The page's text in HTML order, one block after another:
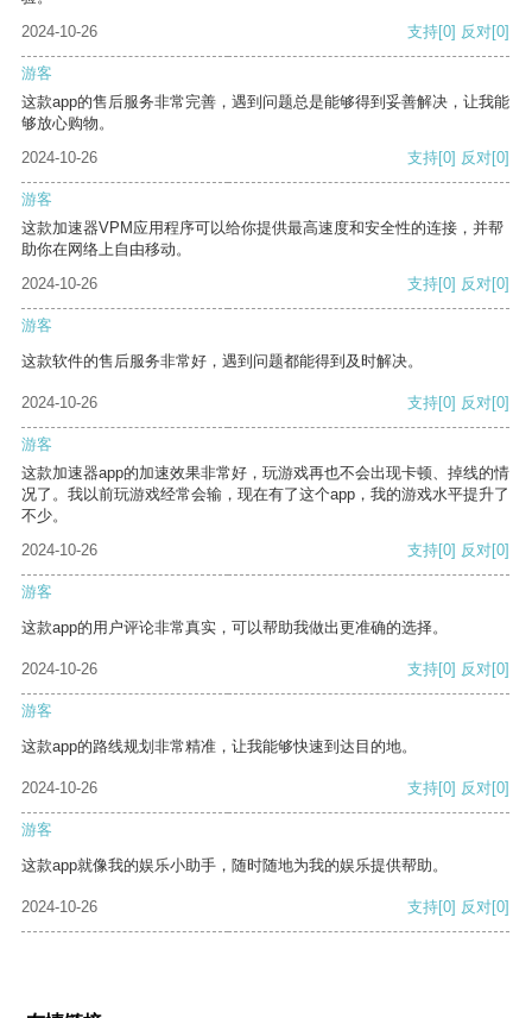
2024-10-26
支持[0] 反对[0]
游客
这款app的售后服务非常完善，遇到问题总是能够得到妥善解决，让我能
够放心购物。
2024-10-26
支持[0] 反对[0]
游客
这款加速器VPM应用程序可以给你提供最高速度和安全性的连接，并帮
助你在网络上自由移动。
2024-10-26
支持[0] 反对[0]
游客
这款软件的售后服务非常好，遇到问题都能得到及时解决。
2024-10-26 支持[0] 反对[0]
游客
这款加速器app的加速效果非常好，玩游戏再也不会出现卡顿、掉线的情
况了。我以前玩游戏经常会输，现在有了这个app，我的游戏水平提升了
不少。
2024-10-26
支持[0] 反对[0]
游客
这款app的用户评论非常真实，可以帮助我做出更准确的选择。
2024-10-26 支持[0] 反对[0]
游客
这款app的路线规划非常精准，让我能够快速到达目的地。
2024-10-26 支持[0] 反对[0]
游客
这款app就像我的娱乐小助手，随时随地为我的娱乐提供帮助。
2024-10-26 支持[0] 反对[0]